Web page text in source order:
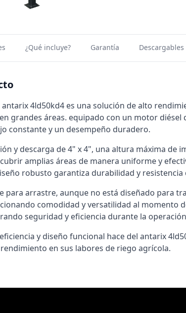
¿Qué incluye? Garantía Descargables
4ld50kd4 es una solución de alto
grandes áreas. equipado con un motor
constante y un desempeño duradero.
y descarga de 4" x 4", una altura máxima
amplias áreas de manera uniforme y
robusto garantiza durabilidad y
para arrastre, aunque no está diseñado para
comodidad y versatilidad al momento
seguridad y eficiencia durante la
y diseño funcional hace del antarix
en sus labores de riego agrícola.